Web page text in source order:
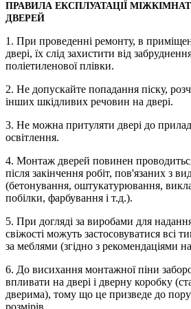
ПРАВИЛА ЕКСПЛУАТАЦІЇ
ДВЕРЕЙ
1. При проведенні ремонту, в
двері, їх слід захистити від
поліетиленової плівки.
2. Не допускайте попадання піску,
інших шкідливих речовин на двері.
3. Не можна притуляти двері до
освітлення.
4. Монтаж дверей повинен
після закінчення робіт, пов'язаних з
(бетонування, оштукатурювання,
побілки, фарбування і т.д.).
5. При догляді за виробами для
свіжості можуть застосовуватися всі
за меблями (згідно з рекомендаціями
6. До висихання монтажної піни
впливати на двері і дверну коробку
дверима), тому що це призведе до